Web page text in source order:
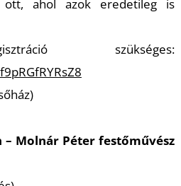
ahol azok eredetileg is
szükséges:
– Molnár Péter festőművész